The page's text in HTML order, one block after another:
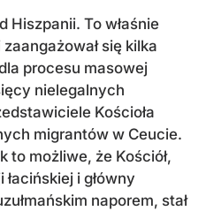
Hiszpanii. To właśnie
się kilka
procesu masowej
nielegalnych
Kościoła
migrantów w Ceucie.
to możliwe, że Kościół,
i główny
naporem, stał